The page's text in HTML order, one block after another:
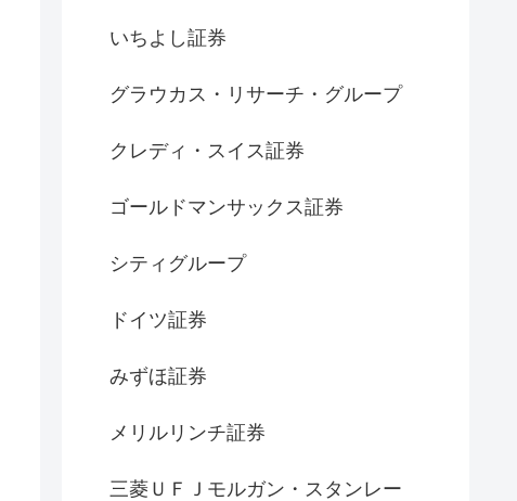
いちよし証券
グラウカス・リサーチ・グループ
クレディ・スイス証券
ゴールドマンサックス証券
シティグループ
ドイツ証券
みずほ証券
メリルリンチ証券
三菱ＵＦＪモルガン・スタンレー